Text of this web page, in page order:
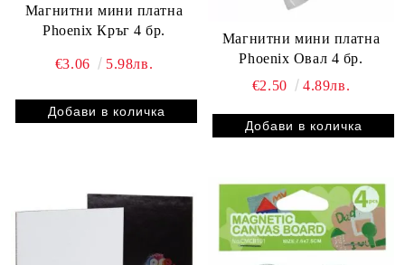
Магнитни мини платна
Phoenix Кръг 4 бр.
€3.06 5.98лв.
Магнитни мини платна
Phoenix Овал 4 бр.
€2.50
4.89лв.